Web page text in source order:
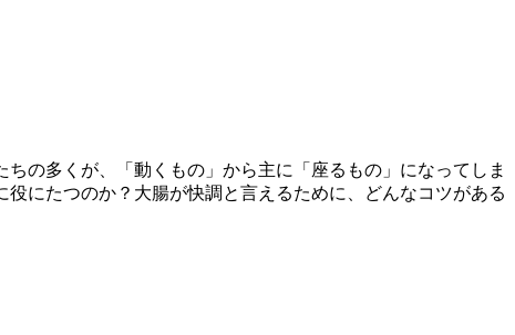
の多くが、「動くもの」から主に「座るもの」になってしま
にたつのか？大腸が快調と言えるために、どんなコツがある